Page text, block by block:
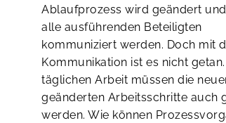
Ablaufprozess wird geändert
alle ausführenden Beteiligten
kommuniziert werden. Doch mit
Kommunikation ist es nicht
täglichen Arbeit müssen die
geänderten Arbeitsschritte auch
werden. Wie können